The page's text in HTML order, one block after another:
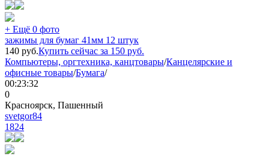
+ Ещё 0 фото
зажимы для бумаг 41мм 12 штук
140 руб.Купить сейчас за 150 руб.
Компьютеры, оргтехника, канцтовары/Канцелярские и
офисные товары/Бумага/
00:23:32
0
Красноярск, Пашенный
svetgor84
1824